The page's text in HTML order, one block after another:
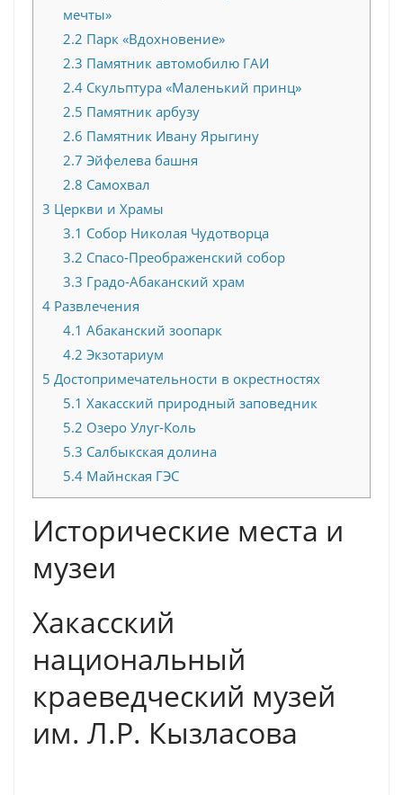
мечты»
2.2 Парк «Вдохновение»
2.3 Памятник автомобилю ГАИ
2.4Скульптура «Маленький принц»
2.5 Памятник арбузу
2.6 Памятник Ивану Ярыгину
2.7 Эйфелева башня
2.8 Сaмохвал
3 Церкви и Храмы
3.1 Собор Николая Чудотворца
3.2 Спасо-Преображенский собор
3.3 Градо-Абаканский храм
4 Развлечения
4.1 Абаканский зоопарк
4.2 Экзотариум
5 Достопримечательности в окрестностях
5.1 Хакасский природный заповедник
5.2 Озеро Улуг-Коль
5.3 Салбыкская долина
5.4Майнская ГЭС
Исторические места и
музеи
Хакасский
национальный
краеведческий музей
им. Л.Р. Кызлаcова